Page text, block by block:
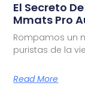
El Secreto
Mmats Pro
Rompamos un
puristas de la
Read More